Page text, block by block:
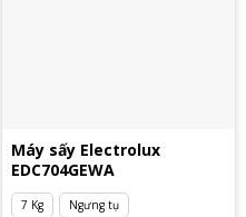
Máy sấy Electrolux
EDC704GEWA
7 Kg Ngưng tụ